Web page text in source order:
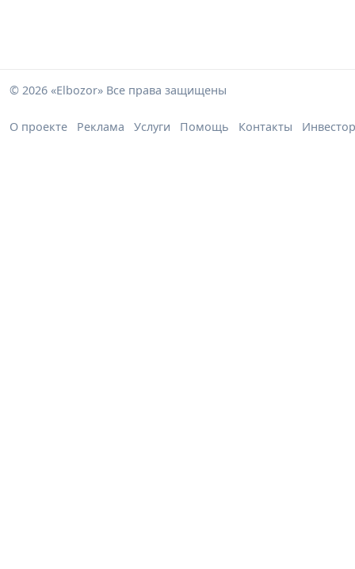
© 2026 «Elbozor» Все права защищены
О проекте Реклама Услуги Помощь Контакты